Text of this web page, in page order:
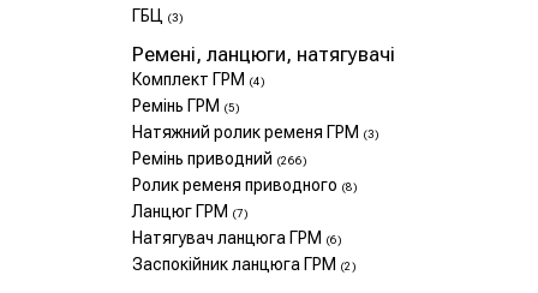
ГБЦ (3)
Ремені, ланцюги, натягувачі
Комплект ГРМ (4)
Ремінь ГРМ (5)
Натяжний ролик ременя ГРМ (3)
Ремінь приводний (266)
Ролик ременя приводного (8)
Ланцюг ГРМ (7)
Натягувач ланцюга ГРМ (6)
Заспокійник ланцюга ГРМ (2)